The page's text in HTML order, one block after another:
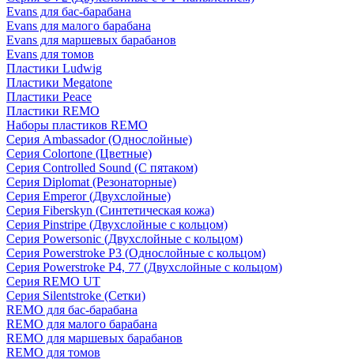
Evans для бас-барабана
Evans для малого барабана
Evans для маршевых барабанов
Evans для томов
Пластики Ludwig
Пластики Megatone
Пластики Peace
Пластики REMO
Наборы пластиков REMO
Серия Ambassador (Однослойные)
Серия Colortone (Цветные)
Серия Controlled Sound (С пятаком)
Серия Diplomat (Резонаторные)
Серия Emperor (Двухслойные)
Серия Fiberskyn (Синтетическая кожа)
Серия Pinstripe (Двухслойные с кольцом)
Серия Powersonic (Двухслойные с кольцом)
Серия Powerstroke P3 (Однослойные с кольцом)
Серия Powerstroke P4, 77 (Двухслойные с кольцом)
Серия REMO UT
Серия Silentstroke (Сетки)
REMO для бас-барабана
REMO для малого барабана
REMO для маршевых барабанов
REMO для томов